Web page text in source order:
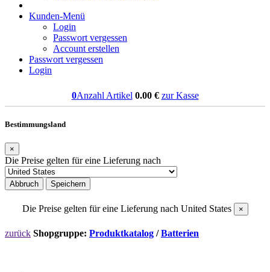
Kunden-Menü
Login
Passwort vergessen
Account erstellen
Passwort vergessen
Login
0Anzahl Artikel 0.00€ zur Kasse
Bestimmungsland
×
Die Preise gelten für eine Lieferung nach
Abbruch Speichern
Die Preise gelten für eine Lieferung nach United States ×
zurück Shopgruppe: Produktkatalog /Batterien